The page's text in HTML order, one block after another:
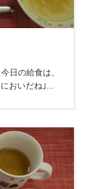
日の給食は、
おいだね｣...